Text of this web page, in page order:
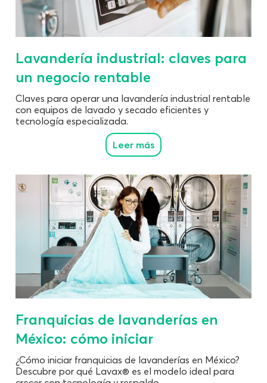
Lavandería industrial: claves para
un negocio rentable
Claves para operar una lavandería industrial rentable
con equipos de lavado y secado eficientes y
tecnología especializada.
Leer más
Franquicias de lavanderías en
México: cómo iniciar
¿Cómo iniciar franquicias de lavanderías en México?
Descubre por qué Lavax® es el modelo ideal para